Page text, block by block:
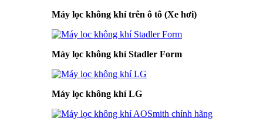
Máy lọc không khí trên ô tô (Xe hơi)
Máy lọc không khí Stadler Form
Máy lọc không khí LG